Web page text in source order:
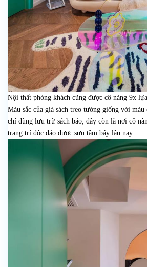
Nội thất phòng khách cũng được cô nàng 9x
Màu sắc của giá sách treo tường giống với
chỉ dùng lưu trữ sách báo, đây còn là nơi cô
trang trí độc đáo được sưu tầm bấy lâu nay.